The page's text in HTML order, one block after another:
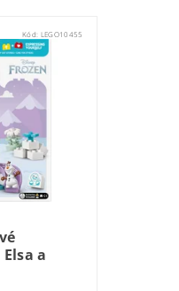
Kód: LEGO10455
a